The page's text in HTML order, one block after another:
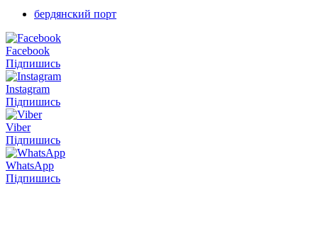
бердянский порт
Facebook
Підпишись
Instagram
Підпишись
Viber
Підпишись
WhatsApp
Підпишись